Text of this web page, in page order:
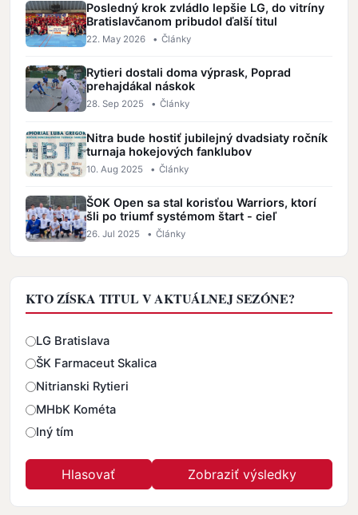
Posledný krok zvládlo lepšie LG, do vitríny
Bratislavčanom pribudol ďalší titul
22. May 2026 • Články
Rytieri dostali doma výprask, Poprad
prehajdákal náskok
28. Sep 2025 • Články
Nitra bude hostiť jubilejný dvadsiaty ročník
turnaja hokejových fanklubov
10. Aug 2025 • Články
ŠOK Open sa stal korisťou Warriors, ktorí
šli po triumf systémom štart - cieľ
26. Jul 2025 • Články
KTO ZÍSKA TITUL V AKTUÁLNEJ SEZÓNE?
Odpovede
LG Bratislava
ŠK Farmaceut Skalica
Nitrianski Rytieri
MHbK Kométa
Iný tím